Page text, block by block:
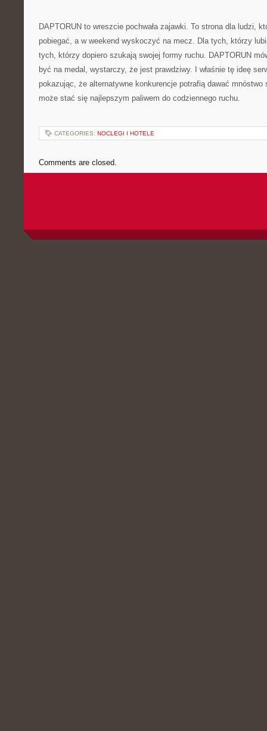
DAPTORUN to wreszcie pochwała zajawki. To strona dla ludzi,
pobiegać, a w weekend wyskoczyć na mecz. Dla tych, którzy
tych, którzy dopiero szukają swojej formy ruchu. DAPTORUN
być na medal, wystarczy, że jest prawdziwy. I właśnie tę ideę
pokazując, że alternatywne konkurencje potrafią dawać
może stać się najlepszym paliwem do codziennego ruchu.
CATEGORIES: NOCLEGI I HOTELE
Comments are closed.